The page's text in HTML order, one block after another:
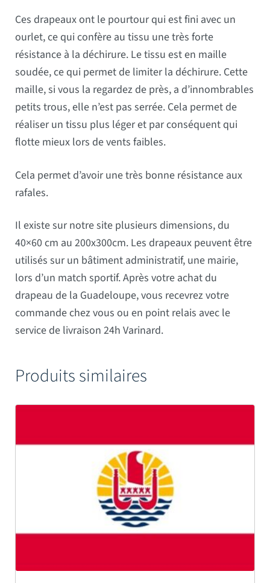
Ces drapeaux ont le pourtour qui est fini avec un
ourlet, ce qui confère au tissu une très forte
résistance à la déchirure. Le tissu est en maille
soudée, ce qui permet de limiter la déchirure. Cette
maille, si vous la regardez de près, a d’innombrables
petits trous, elle n’est pas serrée. Cela permet de
réaliser un tissu plus léger et par conséquent qui
flotte mieux lors de vents faibles.
Cela permet d’avoir une très bonne résistance aux
rafales.
Il existe sur notre site plusieurs dimensions, du
40×60 cm au 200x300cm. Les drapeaux peuvent être
utilisés sur un bâtiment administratif, une mairie,
lors d’un match sportif. Après votre achat du
drapeau de la Guadeloupe, vous recevrez votre
commande chez vous ou en point relais avec le
service de livraison 24h Varinard.
Produits similaires